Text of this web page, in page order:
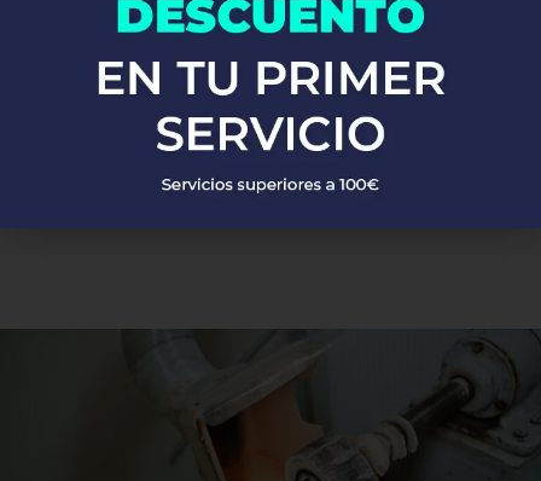
nuestros servicios. Respondemos rápido y siempre ofrecemos un
servicio excelente. ¡Si buscasfontaneros cerca de mí, no busques
PEDIR PRESUPUESTO